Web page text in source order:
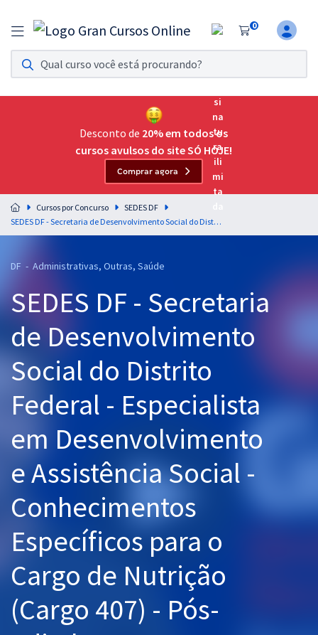
0
Assinatura Ilimitada 11
Acesso a todos os cursos. Teste grátis por 7 dias!
Assinatura OAB Até Passar
Acesso ilimitado a toda preparação para o Exame da
Residências Multiprofissionais
Preparação completa e intensiva para as principais
residências em saúde do Brasil
Cursos 20% OFF
Pós
Graduação
OAB
Questões grátis
Aprovados
Atendimento
Desconto de 20% em todos os
cursos avulsos do site SÓ HOJE!
Comprar agora
Cursos por Concurso
SEDES DF
SEDES DF - Secretaria de Desenvolvimento Social do Distrito Federal - Especialista em Desenvolvimento e Assistência Social - Conhecimentos Específicos para o Cargo de Nutrição (Cargo 407) - Pós-edital
DF - Administrativas, Outras, Saúde
SEDES DF - Secretaria
de Desenvolvimento
Social do Distrito
Federal - Especialista
em Desenvolvimento
e Assistência Social -
Conhecimentos
Específicos para o
Cargo de Nutrição
(Cargo 407) - Pós-